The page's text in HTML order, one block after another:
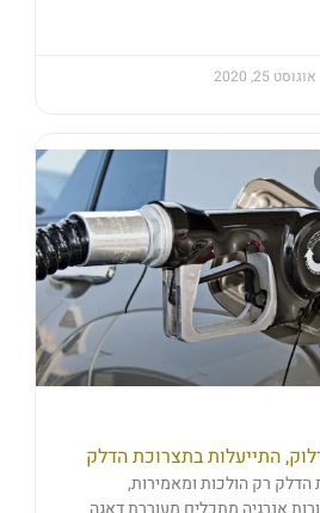
אוגוסט 25, 2020
התייעלות בתצרוכת הדלק
הדלק רק הולכות ומאמירות,